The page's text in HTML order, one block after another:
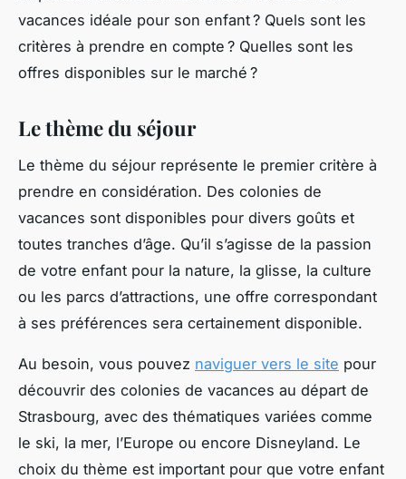
vacances idéale pour son enfant ? Quels sont les
critères à prendre en compte ? Quelles sont les
offres disponibles sur le marché ?
Le thème du séjour
Le thème du séjour représente le premier critère à
prendre en considération. Des colonies de
vacances sont disponibles pour divers goûts et
toutes tranches d’âge. Qu’il s’agisse de la passion
de votre enfant pour la nature, la glisse, la culture
ou les parcs d’attractions, une offre correspondant
à ses préférences sera certainement disponible.
Au besoin, vous pouvez naviguer vers le site pour
découvrir des colonies de vacances au départ de
Strasbourg, avec des thématiques variées comme
le ski, la mer, l’Europe ou encore Disneyland. Le
choix du thème est important pour que votre enfant